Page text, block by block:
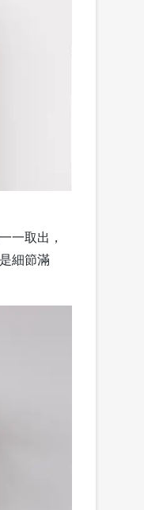
一取出，
細節滿